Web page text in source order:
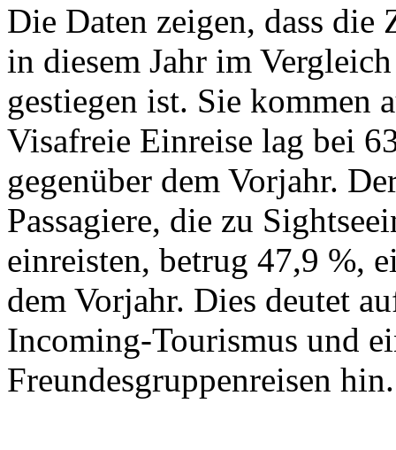
Die Daten zeigen, dass die
in diesem Jahr im
gestiegen ist. Sie kommen
Visafreie Einreise lag bei
gegenüber dem Vorjahr.
Passagiere, die zu
einreisten, betrug 47,9 %,
dem Vorjahr. Dies deutet
Incoming-Tourismus und
Freundesgruppenreisen hin.